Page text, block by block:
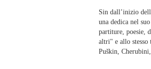
Sin dall’inizio
una dedica nel
partiture, poesie,
altri" e allo
Puškin,